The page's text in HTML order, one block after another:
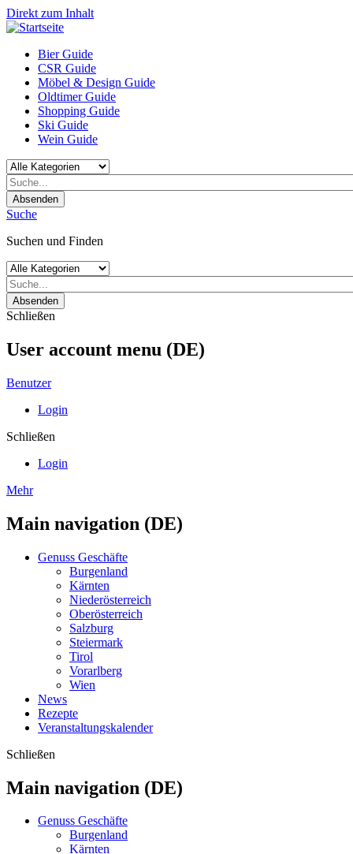
Direkt zum Inhalt
Bier Guide
CSR Guide
Möbel & Design Guide
Oldtimer Guide
Shopping Guide
Ski Guide
Wein Guide
Absenden
Suche
Suchen und Finden
Absenden
Schließen
User account menu (DE)
Benutzer
Login
Schließen
Login
Mehr
Main navigation (DE)
Genuss Geschäfte
Burgenland
Kärnten
Niederösterreich
Oberösterreich
Salzburg
Steiermark
Tirol
Vorarlberg
Wien
News
Rezepte
Veranstaltungskalender
Schließen
Main navigation (DE)
Genuss Geschäfte
Burgenland
Kärnten